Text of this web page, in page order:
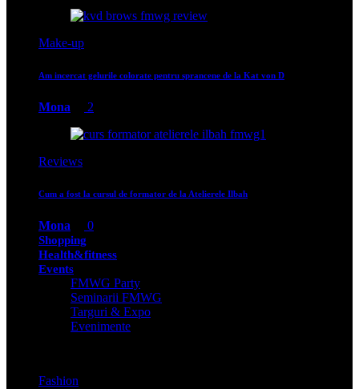
Make-up
Am incercat gelurile colorate pentru sprancene de la Kat von D
Mona 2
Reviews
Cum a fost la cursul de formator de la Atelierele Ilbah
Mona 0
Shopping
Health&fitness
Events
FMWG Party
Seminarii FMWG
Targuri & Expo
Evenimente
Fashion